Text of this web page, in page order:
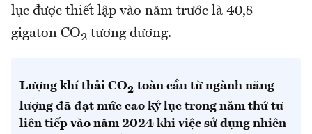
lục được thiết lập vào năm trước là 40,8
gigaton CO2 tương đương.
Lượng khí thải CO2 toàn cầu từ ngành năng
lượng đã đạt mức cao kỷ lục trong năm thứ tư
liên tiếp vào năm 2024 khi việc sử dụng nhiên